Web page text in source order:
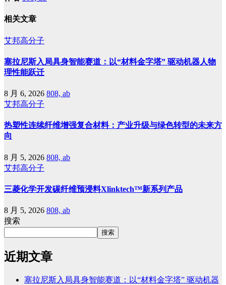
相关文章
艾邦高分子
塞拉尼斯入局具身智能赛道：以“材料金字塔” 驱动机器人物
理性能跃迁
8 月 6, 2026 808, ab
艾邦高分子
热塑性连续纤维增强复合材料：产业升级与绿色转型的未来方
向
8 月 5, 2026 808, ab
艾邦高分子
三菱化学开发碳纤维预浸料Xlinktech™新系列产品
8 月 5, 2026 808, ab
搜索
搜索
近期文章
塞拉尼斯入局具身智能赛道：以“材料金字塔” 驱动机器